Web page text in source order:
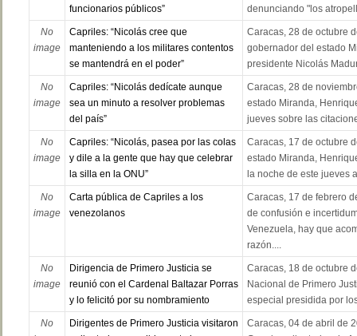
funcionarios públicos”
denunciando "los
No
image
Capriles: “Nicolás cree que
manteniendo a los militares contentos
se mantendrá en el poder”
Caracas, 28 de octubre
gobernador del estado
presidente Nicolás
No
image
Capriles: “Nicolás dedícate aunque
sea un minuto a resolver problemas
del país”
Caracas, 28 de
estado Miranda,
jueves sobre las
No
image
Capriles: “Nicolás, pasea por las colas
y dile a la gente que hay que celebrar
la silla en la ONU”
Caracas, 17 de octubre
estado Miranda,
la noche de este jueves
No
image
Carta pública de Capriles a los
venezolanos
Caracas, 17 de febrero
de confusión e
Venezuela, hay que
razón....
No
image
Dirigencia de Primero Justicia se
reunió con el Cardenal Baltazar Porras
y lo felicitó por su nombramiento
Caracas, 18 de octubre
Nacional de Primero
especial presidida por
No
Dirigentes de Primero Justicia visitaron
Caracas, 04 de abril de